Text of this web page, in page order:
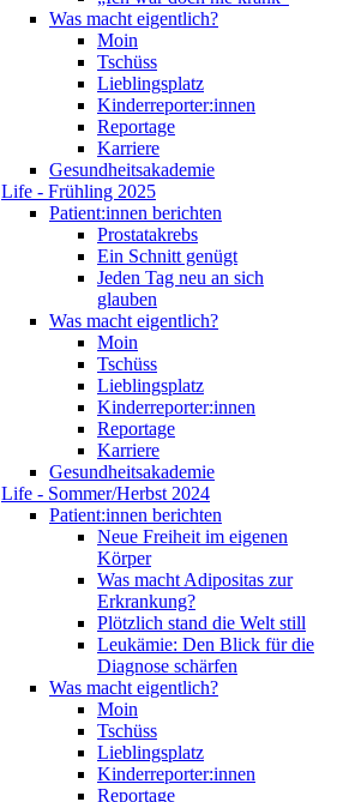
Was macht eigentlich?
Moin
Tschüss
Lieblingsplatz
Kinderreporter:innen
Reportage
Karriere
Gesundheitsakademie
Life - Frühling 2025
Patient:innen berichten
Prostatakrebs
Ein Schnitt genügt
Jeden Tag neu an sich
glauben
Was macht eigentlich?
Moin
Tschüss
Lieblingsplatz
Kinderreporter:innen
Reportage
Karriere
Gesundheitsakademie
Life - Sommer/Herbst 2024
Patient:innen berichten
Neue Freiheit im eigenen
Körper
Was macht Adipositas zur
Erkrankung?
Plötzlich stand die Welt still
Leukämie: Den Blick für die
Diagnose schärfen
Was macht eigentlich?
Moin
Tschüss
Lieblingsplatz
Kinderreporter:innen
Reportage